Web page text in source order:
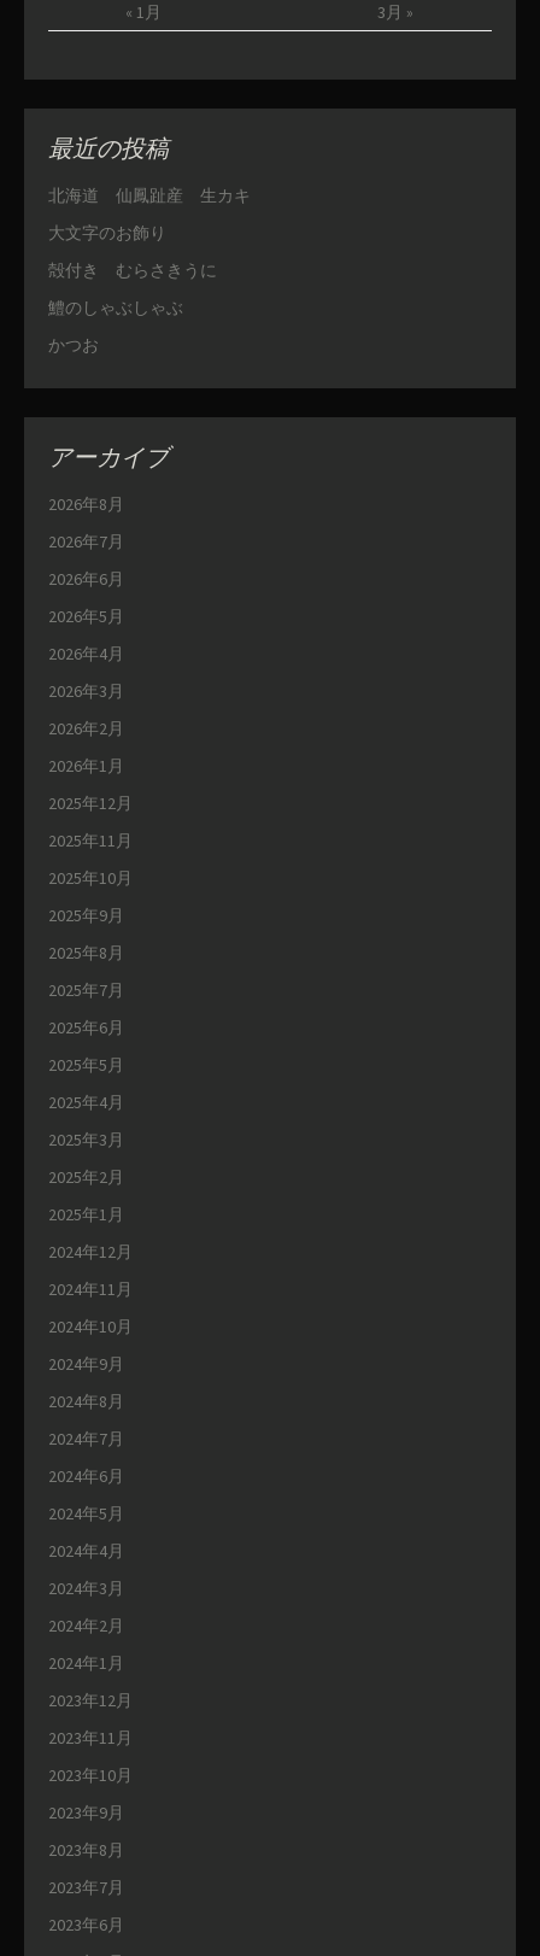
« 1月 3月 »
最近の投稿
北海道 仙鳳趾産 生カキ
大文字のお飾り
殻付き むらさきうに
鱧のしゃぶしゃぶ
かつお
アーカイブ
2026年8月
2026年7月
2026年6月
2026年5月
2026年4月
2026年3月
2026年2月
2026年1月
2025年12月
2025年11月
2025年10月
2025年9月
2025年8月
2025年7月
2025年6月
2025年5月
2025年4月
2025年3月
2025年2月
2025年1月
2024年12月
2024年11月
2024年10月
2024年9月
2024年8月
2024年7月
2024年6月
2024年5月
2024年4月
2024年3月
2024年2月
2024年1月
2023年12月
2023年11月
2023年10月
2023年9月
2023年8月
2023年7月
2023年6月